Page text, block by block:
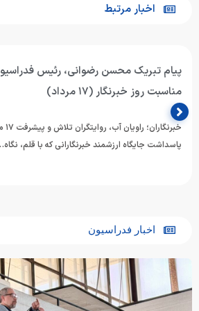
اخبار مرتبط
پیام تبریک محسن رضوانی، رئیس
مناسبت روز خبرنگار (۱۷ مرداد)
پاسداشت جایگاه ارزشمند خبرنگارانی که با قلم، نگاه…
اخبار فدراسیون